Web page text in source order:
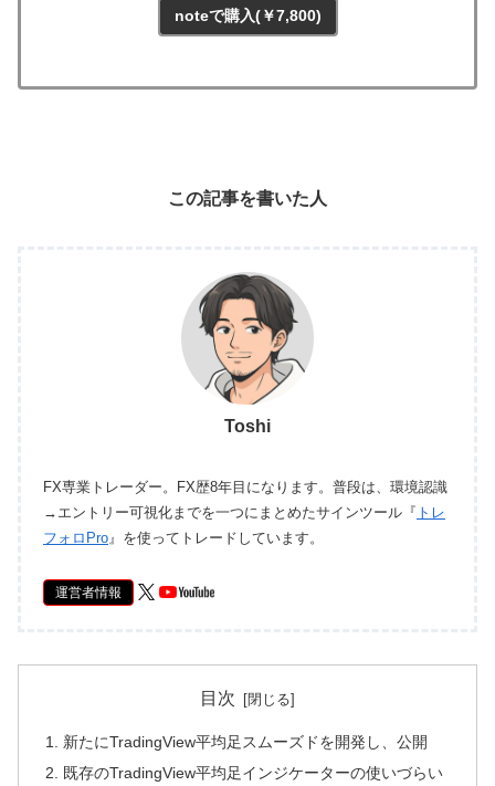
noteで購入(￥7,800)
この記事を書いた人
Toshi
FX専業トレーダー。FX歴8年目になります。普段は、環境認識
→エントリー可視化までを一つにまとめたサインツール『 トレ
フォロPro』を使ってトレードしています。
運営者情報
目次
新たにTradingView平均足スムーズドを開発し、公開
既存のTradingView平均足インジケーターの使いづらい